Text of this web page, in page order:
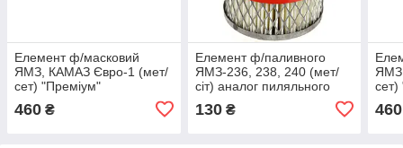
Елемент ф/масковий
ЯМЗ, КАМАЗ Євро-1 (мет/
сет) "Преміум"
Sampiyon) 840.1012040-
460 ₴
Елемент ф/паливного
ЯМЗ-236, 238, 240 (мет/
сіт) аналог пиляльного
(ФТ-531, РД-004)
130₴ 460